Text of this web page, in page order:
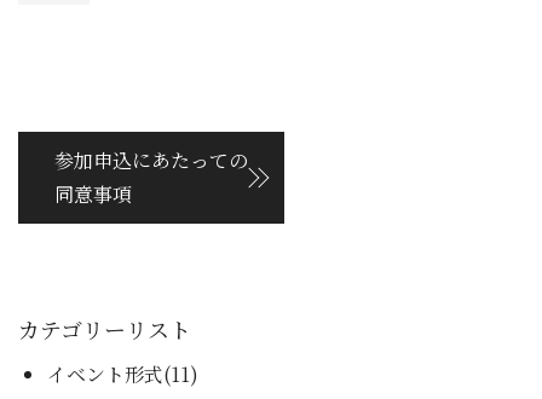
参加申込にあたっての
同意事項
カテゴリーリスト
イベント形式(11)